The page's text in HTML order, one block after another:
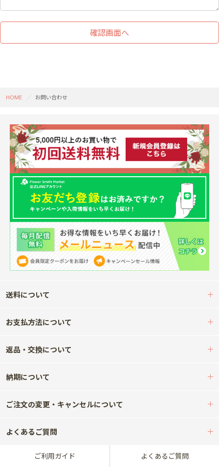
HOME お問い合わせ
送料について
お支払方法について
返品・交換について
納期について
ご注文の変更・キャンセルについて
よくあるご質問
ご利用ガイド よくあるご質問